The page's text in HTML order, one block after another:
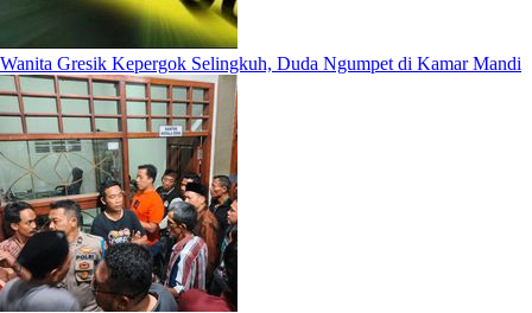
Wanita Gresik Kepergok Selingkuh, Duda Ngumpet di Kamar Mandi